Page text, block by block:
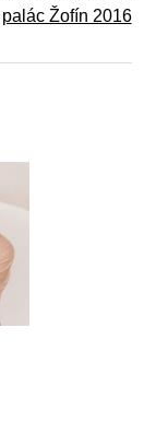
palác Žofín 2016